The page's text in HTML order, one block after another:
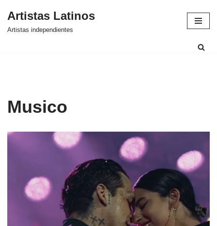
Saltar
Artistas Latinos
Artistas independientes
Musico